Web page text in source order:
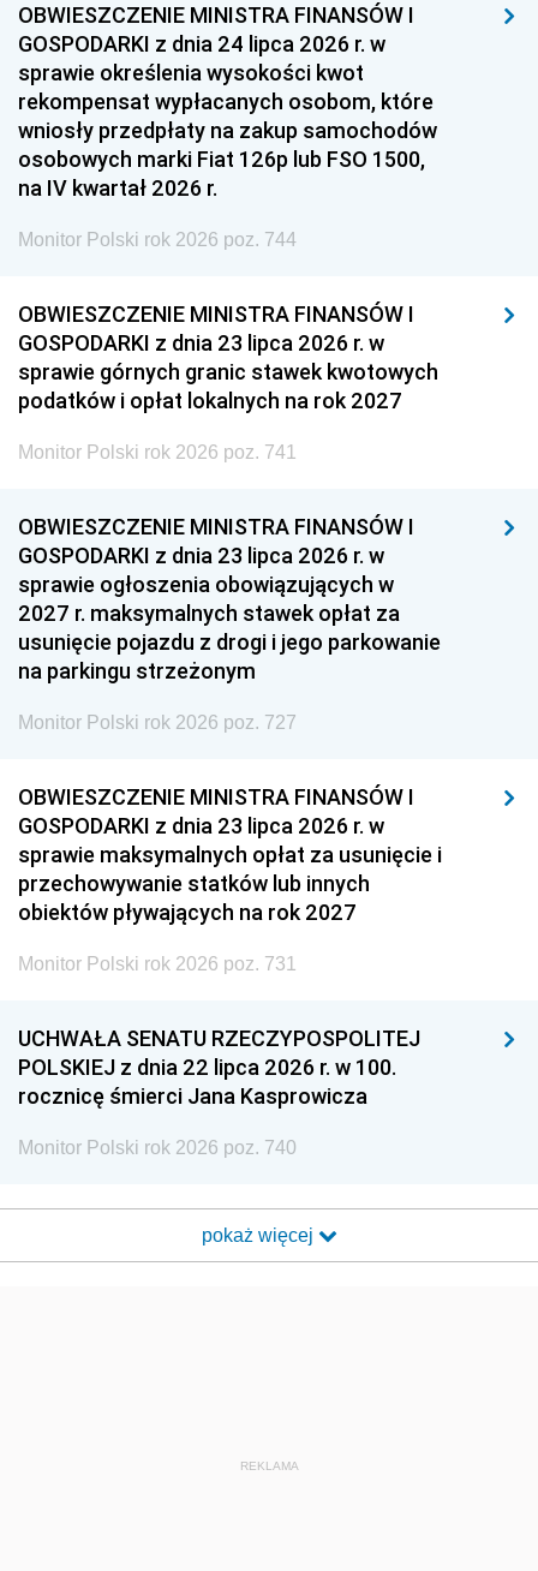
OBWIESZCZENIE MINISTRA FINANSÓW I
GOSPODARKI z dnia 24 lipca 2026 r. w
sprawie określenia wysokości kwot
rekompensat wypłacanych osobom, które
wniosły przedpłaty na zakup samochodów
osobowych marki Fiat 126p lub FSO 1500,
na IV kwartał 2026 r.
Monitor Polski rok 2026 poz. 744
OBWIESZCZENIE MINISTRA FINANSÓW I
GOSPODARKI z dnia 23 lipca 2026 r. w
sprawie górnych granic stawek kwotowych
podatków i opłat lokalnych na rok 2027
Monitor Polski rok 2026 poz. 741
OBWIESZCZENIE MINISTRA FINANSÓW I
GOSPODARKI z dnia 23 lipca 2026 r. w
sprawie ogłoszenia obowiązujących w
2027 r. maksymalnych stawek opłat za
usunięcie pojazdu z drogi i jego parkowanie
na parkingu strzeżonym
Monitor Polski rok 2026 poz. 727
OBWIESZCZENIE MINISTRA FINANSÓW I
GOSPODARKI z dnia 23 lipca 2026 r. w
sprawie maksymalnych opłat za usunięcie i
przechowywanie statków lub innych
obiektów pływających na rok 2027
Monitor Polski rok 2026 poz. 731
UCHWAŁA SENATU RZECZYPOSPOLITEJ
POLSKIEJ z dnia 22 lipca 2026 r. w 100.
rocznicę śmierci Jana Kasprowicza
Monitor Polski rok 2026 poz. 740
pokaż więcej
REKLAMA